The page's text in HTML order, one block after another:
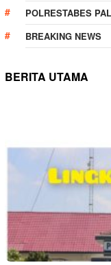
POLRESTABES
BREAKING NEWS
BERITA UTAMA